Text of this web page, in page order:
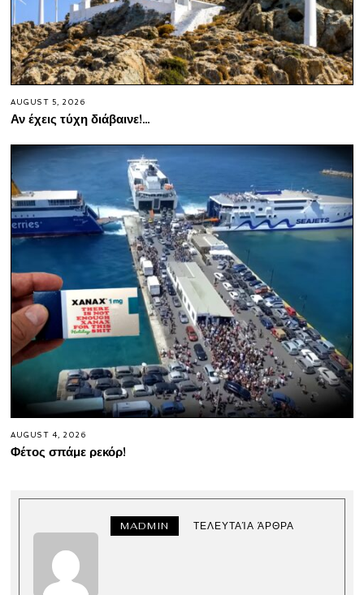
AUGUST 5, 2026
Αν έχεις τύχη διάβαινε!…
AUGUST 4, 2026
Φέτος σπάμε ρεκόρ!
MADMIN ΤΕΛΕΥΤΑΊΑ ΆΡΘΡΑ